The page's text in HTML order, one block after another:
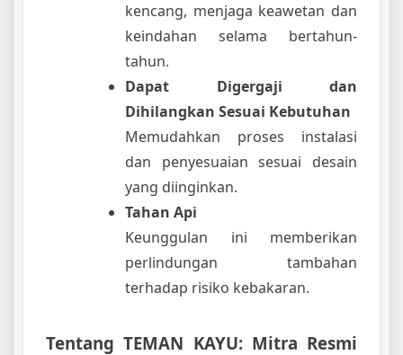
kencang, menjaga keawetan dan
keindahan selama bertahun-
tahun.
Dapat Digergaji dan
Dihilangkan Sesuai Kebutuhan
Memudahkan proses instalasi
dan penyesuaian sesuai desain
yang diinginkan.
Tahan Api
Keunggulan ini memberikan
perlindungan tambahan
terhadap risiko kebakaran.
Tentang TEMAN KAYU: Mitra Resmi